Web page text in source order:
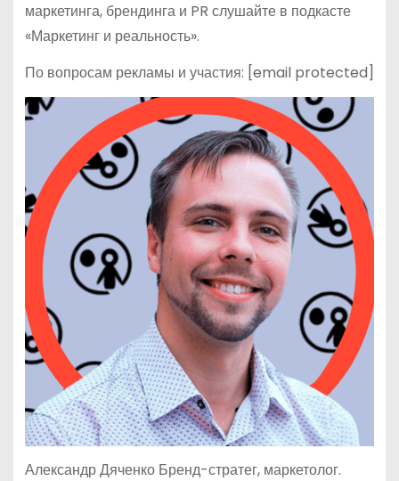
маркетинга, брендинга и PR слушайте в подкасте
«Маркетинг и реальность».
По вопросам рекламы и участия: [email protected]
Александр Дяченко Бренд-стратег, маркетолог.